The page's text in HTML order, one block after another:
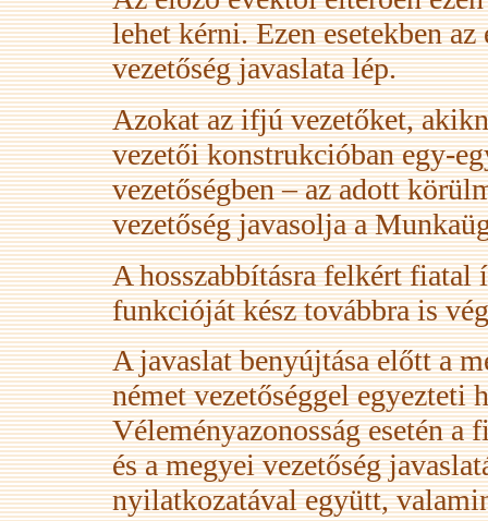
lehet kérni. Ezen esetekben
vezetőség javaslata lép.
Azokat az ifjú vezetőket,
vezetői konstrukcióban egy-
vezetőségben – az adott
vezetőség javasolja a
A hosszabbításra felkért
funkcióját kész továbbra is
A javaslat benyújtása előtt a
német vezetőséggel egyezteti
Véleményazonosság esetén
és a megyei vezetőség
nyilatkozatával együtt,